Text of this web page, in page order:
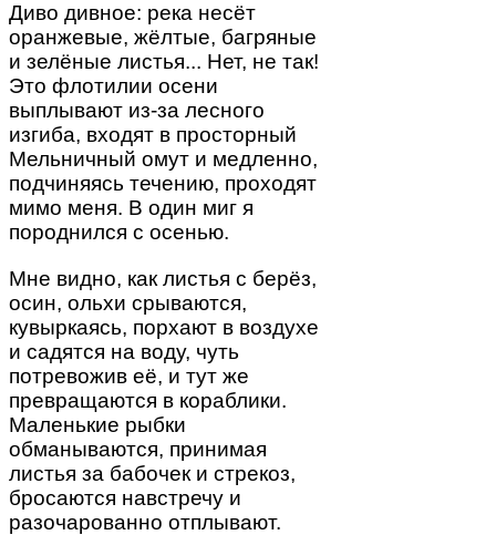
Диво дивное: река несёт
оранжевые, жёлтые, багряные
и зелёные листья... Нет, не так!
Это флотилии осени
выплывают из-за лесного
изгиба, входят в просторный
Мельничный омут и медленно,
подчиняясь течению, проходят
мимо меня. В один миг я
породнился с осенью.
Мне видно, как листья с берёз,
осин, ольхи срываются,
кувыркаясь, порхают в воздухе
и садятся на воду, чуть
потревожив её, и тут же
превращаются в кораблики.
Маленькие рыбки
обманываются, принимая
листья за бабочек и стрекоз,
бросаются навстречу и
разочарованно отплывают.